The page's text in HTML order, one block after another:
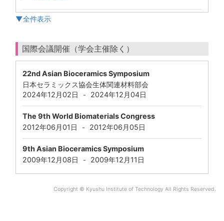
▼全件表示
国際会議開催（学会主催除く）
22nd Asian Bioceramics Symposium
日本セラミックス協会生体関連材料部会
2024年12月02日
- 2024年12月04日
The 9th World Biomaterials Congress
2012年06月01日
- 2012年06月05日
9th Asian Bioceramics Symposium
2009年12月08日
- 2009年12月11日
Copyright © Kyushu Institute of Technology All Rights Reserved.